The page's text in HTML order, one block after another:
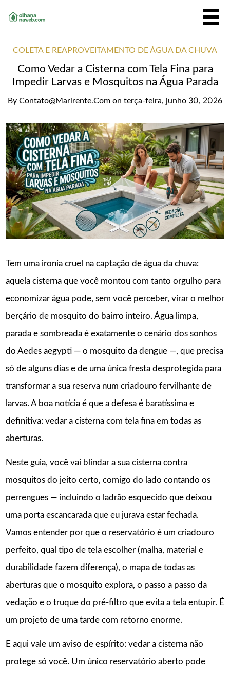
COLETA E REAPROVEITAMENTO DE ÁGUA DA CHUVA
Como Vedar a Cisterna com Tela Fina para
Impedir Larvas e Mosquitos na Água Parada
By Contato@marirente.com on terça-feira, junho 30, 2026
Tem uma ironia cruel na captação de água da chuva:
aquela cisterna que você montou com tanto orgulho para
economizar água pode, sem você perceber, virar o melhor
berçário de mosquito do bairro inteiro. Água limpa,
parada e sombreada é exatamente o cenário dos sonhos
do Aedes aegypti — o mosquito da dengue —, que precisa
só de alguns dias e de uma única fresta desprotegida para
transformar a sua reserva num criadouro fervilhante de
larvas. A boa notícia é que a defesa é baratíssima e
definitiva: vedar a cisterna com tela fina em todas as
aberturas.
Neste guia, você vai blindar a sua cisterna contra
mosquitos do jeito certo, comigo do lado contando os
perrengues — incluindo o ladrão esquecido que deixou
uma porta escancarada que eu jurava estar fechada.
Vamos entender por que o reservatório é um criadouro
perfeito, qual tipo de tela escolher (malha, material e
durabilidade fazem diferença), o mapa de todas as
aberturas que o mosquito explora, o passo a passo da
vedação e o truque do pré-filtro que evita a tela entupir. É
um projeto de uma tarde com retorno enorme.
E aqui vale um aviso de espírito: vedar a cisterna não
protege só você. Um único reservatório aberto pode